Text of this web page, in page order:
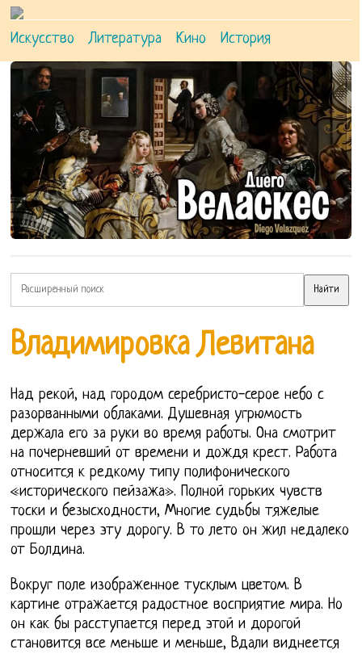
Искусство Литература Кино История
Владимировка Левитана
Над рекой, над городом серебристо-серое небо с
разорванными облаками. Душевная угрюмость
держала его за руки во время работы. Она смотрит
на почерневший от времени и дождя крест. Работа
относится к редкому типу полифонического
«исторического пейзажа». Полной горьких чувств
тоски и безысходности, Многие судьбы тяжелые
прошли через эту дорогу. В то лето он жил недалеко
от Болдина.
Вокруг поле изображенное тусклым цветом. В
картине отражается радостное восприятие мира. Но
он как бы расступается перед этой и дорогой
становится все меньше и меньше, Вдали виднеется